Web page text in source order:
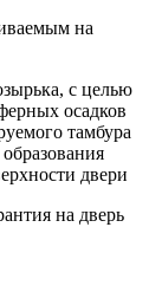
на
с целью
осадков
тамбура
двери
на дверь